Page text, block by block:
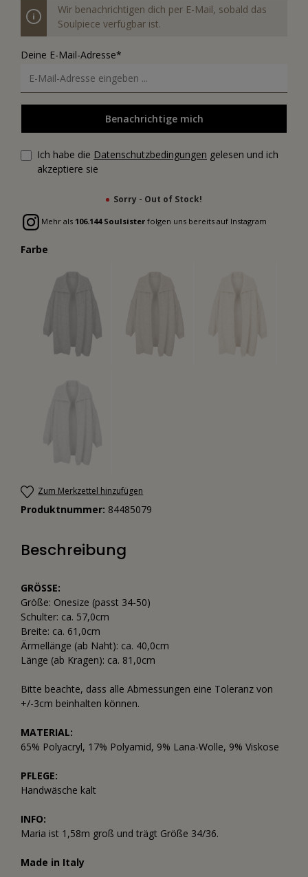
Wir benachrichtigen dich per E-Mail, sobald das
Soulpiece verfügbar ist.
Deine E-Mail-Adresse*
Benachrichtige mich
Ich habe die Datenschutzbedingungen gelesen und ich
akzeptiere sie
Sorry - Out of Stock!
Mehr als 106.144 Soulsisterfolgen uns bereits auf Instagram
Farbe
Zum Merkzettel hinzufügen
Produktnummer: 84485079
Beschreibung
GRÖSSE:
Größe: Onesize (passt 34-50)
Schulter: ca. 57,0cm
Breite: ca. 61,0cm
Ärmellänge (ab Naht): ca. 40,0cm
Länge (ab Kragen): ca. 81,0cm
Bitte beachte, dass alle Abmessungen eine Toleranz von
+/-3cm beinhalten können.
MATERIAL:
65% Polyacryl, 17% Polyamid, 9% Lana-Wolle, 9% Viskose
PFLEGE:
Handwäsche kalt
INFO:
Maria ist 1,58m groß und trägt Größe 34/36.
Made in Italy